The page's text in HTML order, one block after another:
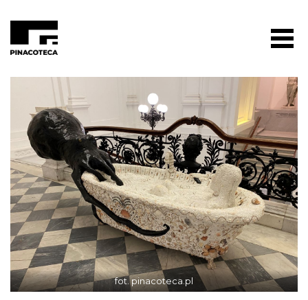
fot. pinacoteca.pl